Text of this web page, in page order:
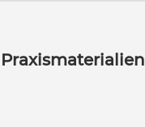
Praxismaterialien